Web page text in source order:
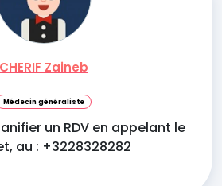
CHERIF Zaineb
Médecin généraliste
un RDV en appelant le
au : +3228328282